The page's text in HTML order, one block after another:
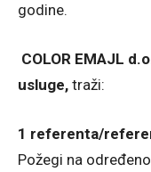
godine.
COLOR EMAJL
usluge, traži:
1 referenta/
Požegi na